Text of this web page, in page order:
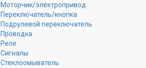
Моторчик/электропривод
Переключатель/кнопка
Подрулевой переключатель
Проводка
Реле
Сигналы
Стеклоомыватель